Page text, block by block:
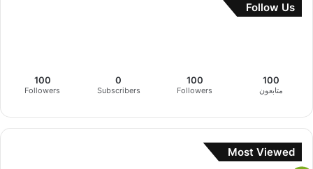
Follow Us
100
متابعون
100
Followers
0
Subscribers
100
Followers
Most Viewed